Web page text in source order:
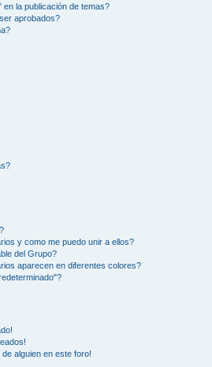
la publicación de temas?
aprobados?
y como me puedo unir a ellos?
del Grupo?
aparecen en diferentes colores?
alguien en este foro!